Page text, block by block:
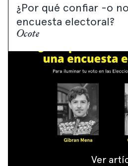
¿Por qué confiar -o
encuesta electoral?
Ocote
Ver